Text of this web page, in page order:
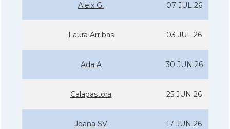
Aleix G. 07 JUL 26
Laura Arribas 03 JUL 26
Ada A 30 JUN 26
Calapastora 25 JUN 26
Joana SV 17 JUN 26